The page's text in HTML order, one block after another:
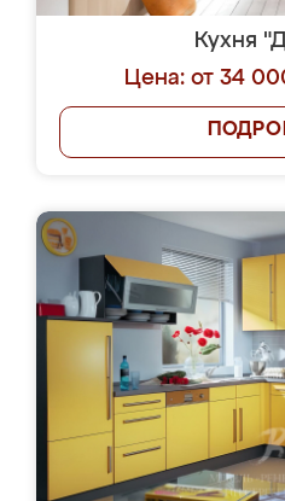
Кухня
Цена: от 34